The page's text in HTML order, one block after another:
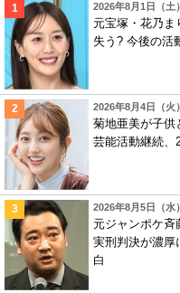
2026年8月1日（土
元宝塚・花乃ま
失う? 今後の活
2026年8月4日（火
菊地亜美が子供
芸能活動継続、
2026年8月5日（水
元ジャンポケ斉
実刑判決が濃
白